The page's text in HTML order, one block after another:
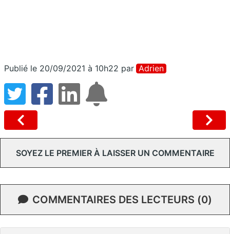
Publié le 20/09/2021 à 10h22 par Adrien
SOYEZ LE PREMIER À LAISSER UN COMMENTAIRE
COMMENTAIRES DES LECTEURS (0)